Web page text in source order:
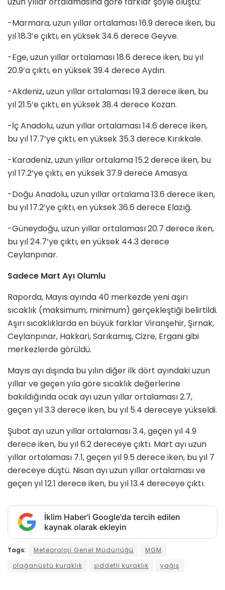
-Marmara, uzun yıllar ortalaması 16.9 derece iken, bu
yıl 18.3’e çıktı, en yüksek 34.6 derece Geyve.
-Ege, uzun yıllar ortalaması 18.6 derece iken, bu yıl
20.9’a çıktı, en yüksek 39.4 derece Aydın.
-Akdeniz, uzun yıllar ortalaması 19.3 derece iken, bu
yıl 21.5’e çıktı, en yüksek 38.4 derece Kozan.
-İç Anadolu, uzun yıllar ortalaması 14.6 derece iken,
bu yıl 17.7’ye çıktı, en yüksek 35.3 derece Kırıkkale.
-Karadeniz, uzun yıllar ortalama 15.2 derece iken, bu
yıl 17.2’ye çıktı, en yüksek 37.9 derece Amasya.
-Doğu Anadolu, uzun yıllar ortalama 13.6 derece iken,
bu yıl 17.2’ye çıktı, en yüksek 36.6 derece Elazığ.
-Güneydoğu, uzun yıllar ortalaması 20.7 derece iken,
bu yıl 24.7’ye çıktı, en yüksek 44.3 derece
Ceylanpınar.
Sadece Mart Ayı Olumlu
Raporda, Mayıs ayında 40 merkezde yeni aşırı
sıcaklık (maksimum, minimum) gerçekleştiği belirtildi.
Aşırı sıcaklıklarda en büyük farklar Viranşehir, Şırnak,
Ceylanpınar, Hakkari, Sarıkamış, Cizre, Ergani gibi
merkezlerde görüldü.
Mayıs ayı dışında bu yılın diğer ilk dört ayındaki uzun
yıllar ve geçen yıla göre sıcaklık değerlerine
bakıldığında ocak ayı uzun yıllar ortalaması 2.7,
geçen yıl 3.3 derece iken, bu yıl 5.4 dereceye yükseldi.
Şubat ayı uzun yıllar ortalaması 3.4, geçen yıl 4.9
derece iken, bu yıl 6.2 dereceye çıktı. Mart ayı uzun
yıllar ortalaması 7.1, geçen yıl 9.5 derece iken, bu yıl 7
dereceye düştü. Nisan ayı uzun yıllar ortalaması ve
geçen yıl 12.1 derece iken, bu yıl 13.4 dereceye çıktı.
İklim Haber'i Google'da tercih edilen
kaynak olarak ekleyin
Tags: Meteoroloji Genel Müdürlüğü
MGM
olağanüstü kuraklık
şiddetli kuraklık yağış